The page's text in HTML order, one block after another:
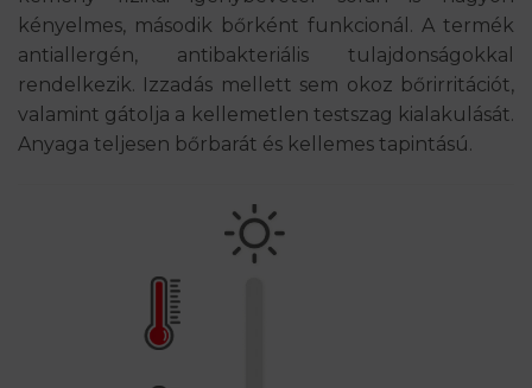
kényelmes, második bőrként funkcionál. A termék
antiallergén, antibakteriális tulajdonságokkal
rendelkezik. Izzadás mellett sem okoz bőrirritációt,
valamint gátolja a kellemetlen testszag kialakulását.
Anyaga teljesen bőrbarát és kellemes tapintású.